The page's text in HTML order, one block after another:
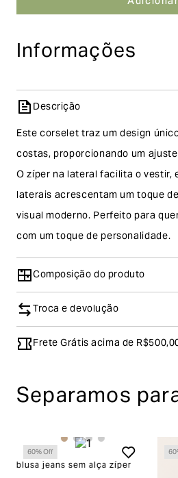
Informações
Descrição
Este corselet traz um design
costas, proporcionando um
O zíper na lateral facilita o vestir,
laterais acrescentam um toque
visual moderno. Perfeito para
com um toque de personalidade.
Composição do produto
Troca e devolução
Troca
dias corridos, a contar do
envio do produto e
Garage, você receberá um vale
Frete Grátis acima de
Separamos
blusa jeans sem alça zíper
60% Off 60